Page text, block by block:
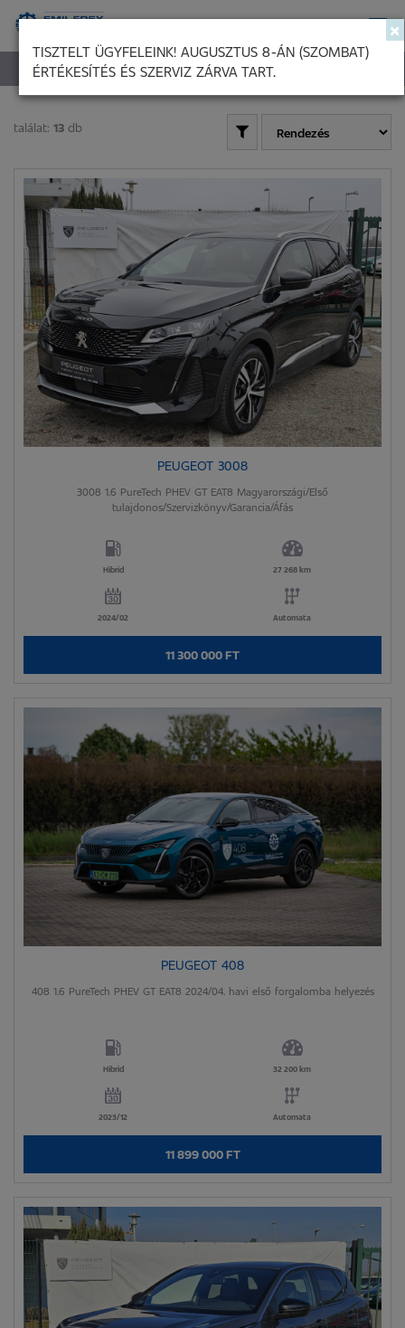
KIEMELT HASZNÁLTAUTÓ KÍNÁLATUNK
találat: 13 db
PEUGEOT 3008
3008 1.6 PureTech PHEV GT EAT8 Magyarországi/Első
tulajdonos/Szervizkönyv/Garancia/Áfás
Hibrid 27 268 km
2024/02 Automata
11 300 000 FT
PEUGEOT 408
408 1.6 PureTech PHEV GT EAT8 2024/04. havi első forgalomba helyezés
Hibrid 32 200 km
2023/12 Automata
11 899 000 FT
×
TISZTELT ÜGYFELEINK! AUGUSZTUS 8-ÁN (SZOMBAT)
ÉRTÉKESÍTÉS ÉS SZERVIZ ZÁRVA TART.